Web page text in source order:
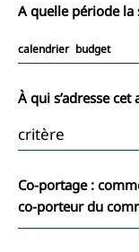
A quelle période la
calendrier budget
À qui s’adresse
critère
Co-portage :
co-porteur du